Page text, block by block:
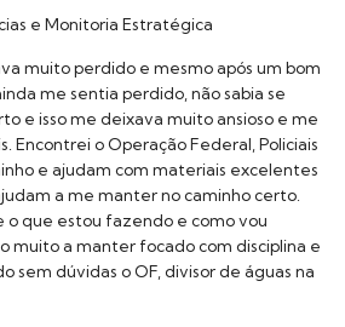
e Monitoria Estratégica
muito perdido e mesmo após um bom
me sentia perdido, não sabia se
e isso me deixava muito ansioso e me
Encontrei o Operação Federal, Policiais
e ajudam com materiais excelentes
a me manter no caminho certo.
que estou fazendo e como vou
muito a manter focado com disciplina e
sem dúvidas o OF, divisor de águas na